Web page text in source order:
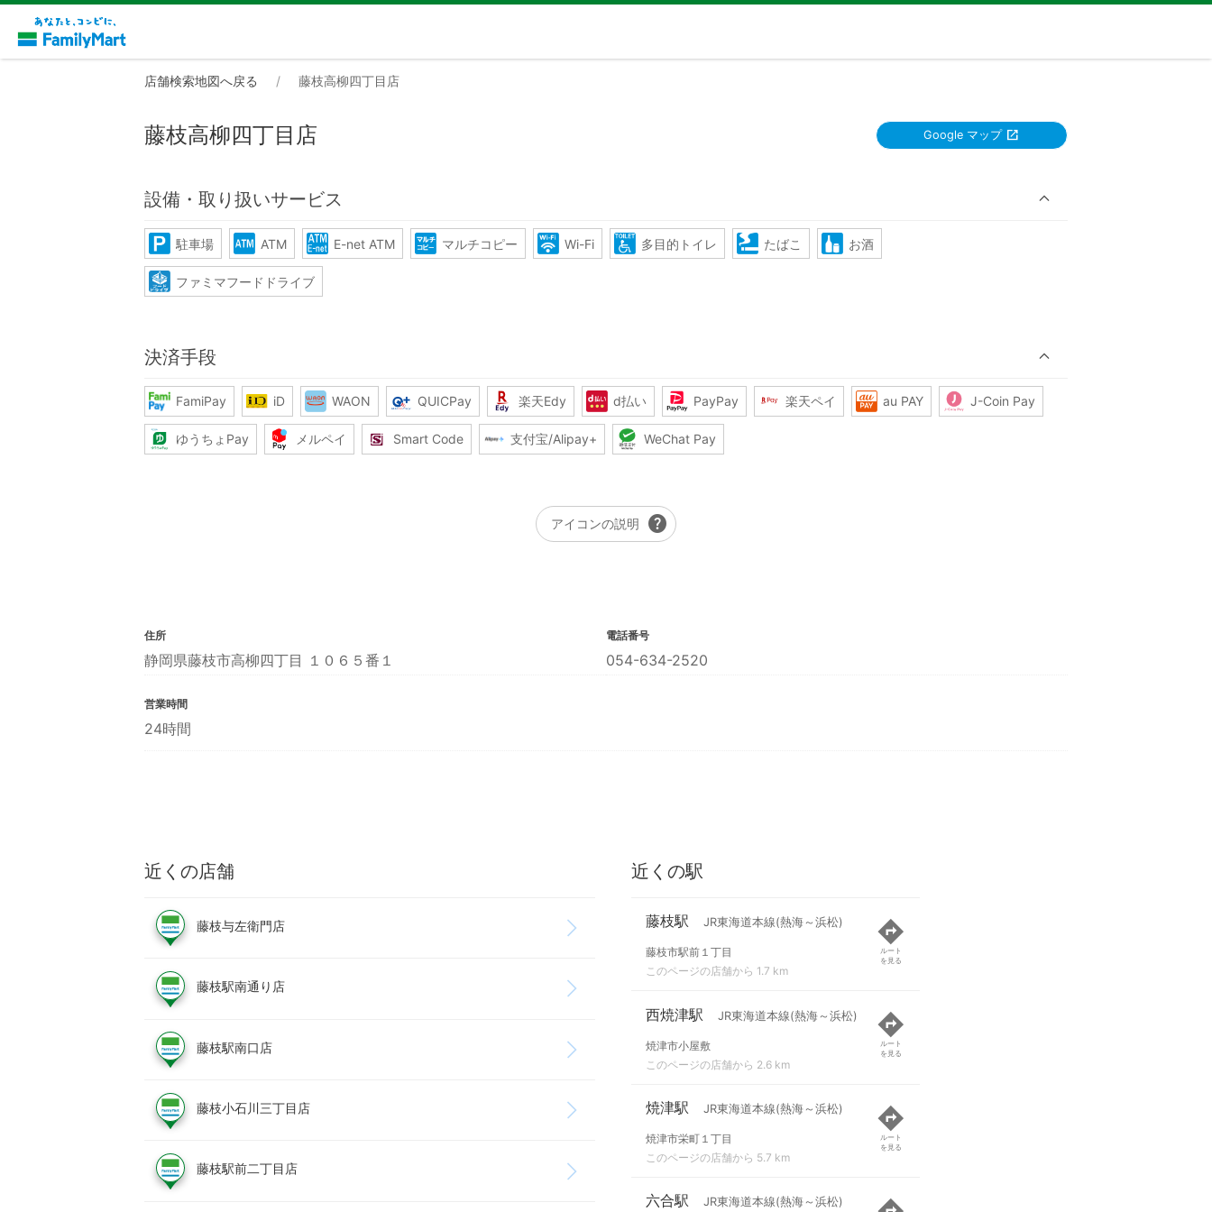
店舗検索地図へ戻る 藤枝高柳四丁目店
藤枝高柳四丁目店 Google マップ
設備・取り扱いサービス
駐車場 ATM E-net ATM マルチコピー Wi-Fi 多目的トイレ たばこ お酒
ファミマフードドライブ
決済手段
FamiPay iD WAON QUICPay 楽天Edy d払い PayPay 楽天ペイ au PAY J-Coin Pay
ゆうちょPay メルペイ Smart Code 支付宝/Alipay+ WeChat Pay
アイコンの説明 help
住所
静岡県藤枝市高柳四丁目 １０６５番１
電話番号
054-634-2520
営業時間
24時間
近くの店舗
藤枝与左衛門店
藤枝駅南通り店
藤枝駅南口店
藤枝小石川三丁目店
藤枝駅前二丁目店
近くの駅
藤枝駅 JR東海道本線(熱海～浜松)
藤枝市駅前１丁目
このページの店舗から 1.7 km
ルート
を見る
西焼津駅 JR東海道本線(熱海～浜松)
焼津市小屋敷
このページの店舗から 2.6 km
ルート
を見る
焼津駅 JR東海道本線(熱海～浜松)
焼津市栄町１丁目
このページの店舗から 5.7 km
ルート
を見る
六合駅 JR東海道本線(熱海～浜松)